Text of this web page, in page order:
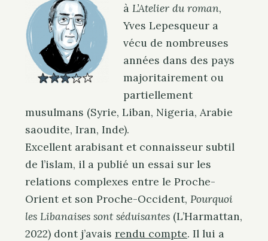
à L’Atelier du roman,
Yves Lepesqueur a
vécu de nombreuses
années dans des pays
majoritairement ou
partiellement
musulmans (Syrie, Liban, Nigeria, Arabie
saoudite, Iran, Inde).
Excellent arabisant et connaisseur subtil
de l’islam, il a publié un essai sur les
relations complexes entre le Proche-
Orient et son Proche-Occident, Pourquoi
les Libanaises sont séduisantes (L’Harmattan,
2022) dont j’avais rendu compte. Il lui a